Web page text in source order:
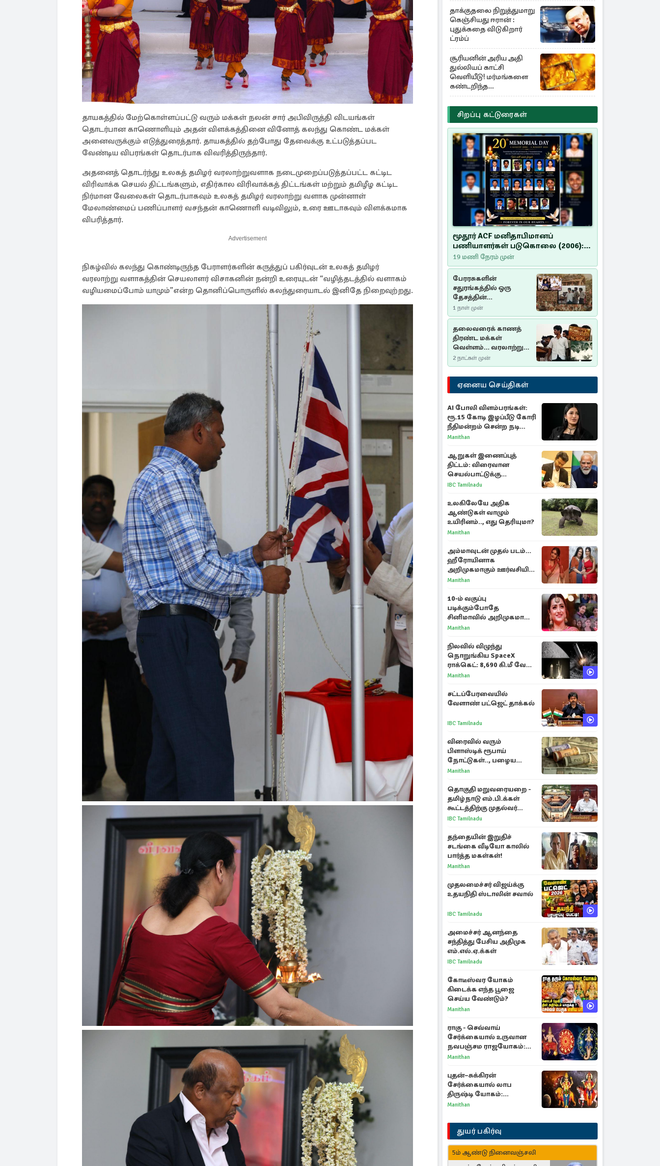
தாயகத்தில் மேற்கொள்ளப்பட்டு வரும் மக்கள் நலன் சார் அபிவிருத்தி விடயங்கள்
தொடர்பான காணொளியும் அதன் விளக்கத்தினை வினோத் கலந்து கொண்ட மக்கள்
அனைவருக்கும் எடுத்துரைத்தார். தாயகத்தில் தற்போது தேவைக்கு உட்படுத்தப்பட
வேண்டிய விபரங்கள் தொடர்பாக விவரித்திருந்தார்.
அதனைத் தொடர்ந்து உலகத் தமிழர் வரலாற்றுவளாக நடைமுறைப்படுத்தப்பட்ட கட்டிட
விரிவாக்க செயல் திட்டங்களும், எதிர்கால விரிவாக்கத் திட்டங்கள் மற்றும் தமிழீழ கட்டிட
நிர்மான வேலைகள் தொடர்பாகவும் உலகத் தமிழர் வரலாற்று வளாக முன்னாள்
மேலாண்மைப் பணிப்பாளர் வசந்தன் காணொளி வடிவிலும், உரை ஊடாகவும் விளக்கமாக
விபரித்தார்.
Advertisement
நிகழ்வில் கலந்து கொண்டிருந்த பேராளர்களின் கருத்துப் பகிர்வுடன் உலகத் தமிழர்
வரலாற்று வளாகத்தின் செயலாளர் விசாகனின் நன்றி உரையுடன் “வழித்தடத்தில் வளாகம்
வழியமைப்போம் யாமும்”என்ற தொனிப்பொருளில் கலந்துரையாடல் இனிதே நிறைவுற்றது.
தாக்குதலை நிறுத்துமாறு
கெஞ்சியது ஈரான் :
புதுக்கதை விடுகிறார்
ட்ரம்ப்
சூரியனின் அரிய அதி
துல்லியப் காட்சி
வெளியீடு! மர்மங்களை
கண்டறிந்த
விஞ்ஞானிகள்
சிறப்பு கட்டுரைகள்
மூதூர் ACF மனிதாபிமானப்
பணியாளர்கள் படுகொலை (2006):
20 ஆண்டுகளாகியும் நீதி
மறுக்கப்பட்ட மனிதாபிமானப்
பேரவலம்
19 மணி நேரம் முன்
பேரரசுகளின்
சதுரங்கத்தில் ஒரு
தேசத்தின்
தீர்க்கதரிசனம் :
சுதுமலை பிரகடனம்
ஒரு வரலாற்றுப் பாடம்
1 நாள் முன்
தலைவரைக் காணத்
திரண்ட மக்கள்
வெள்ளம்... வரலாற்றுச்
சிறப்புமிக்க சுதுமலைப்
பிரகடனம்…
2 நாட்கள் முன்
ஏனைய செய்திகள்
AI போலி விளம்பரங்கள்:
ரூ.15 கோடி இழப்பீடு கோரி
நீதிமன்றம் சென்ற நடிகை
ஸ்ருதி ஹாசன்!
Manithan
ஆறுகள் இணைப்புத்
திட்டம்: விரைவான
செயல்பாட்டுக்கு
பிரதமருக்கு முதலமைச்சர்
IBC Tamilnadu
உலகிலேயே அதிக
ஆண்டுகள் வாழும்
உயிரினம்.., எது தெரியுமா?
Manithan
அம்மாவுடன் முதல் படம்...
ஹீரோயினாக
அறிமுகமாகும் ஊர்வசியின்
மகள் தேஜலட்சுமி!
Manithan
10-ம் வகுப்பு
படிக்கும்போதே
சினிமாவில் அறிமுகமான
த்ரிஷா! உண்மையை
காந்தி
Manithan
நிலவில் விழுந்து
நொறுங்கிய SpaceX
ராக்கெட்: 8,690 கி.மீ வேக
மோதலால் உருவான புதிய
Manithan
சட்டப்பேரவையில்
வேளாண் பட்ஜெட் தாக்கல்
IBC Tamilnadu
விரைவில் வரும்
பிளாஸ்டிக் ரூபாய்
நோட்டுகள்.., பழைய
காகித நோட்டுகள்
Manithan
தொகுதி மறுவரையறை -
தமிழ்நாடு எம்.பி.க்கள்
கூட்டத்திற்கு முதல்வர்
விஜய் அழைப்பு
IBC Tamilnadu
தந்தையின் இறுதிச்
சடங்கை வீடியோ காலில்
பார்த்த மகள்கள்!
Manithan
முதலமைச்சர் விஜய்க்கு
உதயநிதி ஸ்டாலின் சவால்
IBC Tamilnadu
அமைச்சர் ஆனந்தை
சந்தித்து பேசிய அதிமுக
எம்.எல்.ஏ.க்கள்
IBC Tamilnadu
கோடீஸ்வர யோகம்
கிடைக்க எந்த பூஜை
செய்ய வேண்டும்?
Manithan
ராகு - செவ்வாய்
சேர்க்கையால் உருவான
நவபஞ்சம ராஜயோகம்:
அதிர்ஷ்டம் பெறும் 3
Manithan
புதன்–சுக்கிரன்
சேர்க்கையால் லாப
திருஷ்டி யோகம்:
அதிர்ஷ்டம் பெறும் டாப் 3
Manithan
துயர் பகிர்வு
5ம் ஆண்டு நினைவஞ்சலி